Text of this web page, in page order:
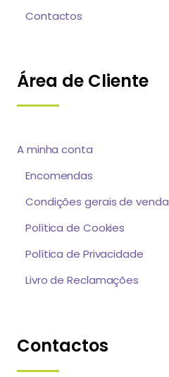
Contactos
Área de Cliente
A minha conta
Encomendas
Condições gerais de venda
Política de Cookies
Política de Privacidade
Livro de Reclamações
Contactos